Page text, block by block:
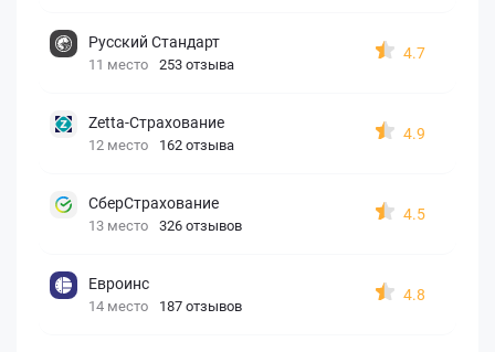
Русский Стандарт
11 место 253 отзыва
4.7
Zetta-Страхование
12 место 162 отзыва
4.9
СберСтрахование
13 место 326 отзывов
4.5
Евроинс
14 место 187 отзывов
4.8